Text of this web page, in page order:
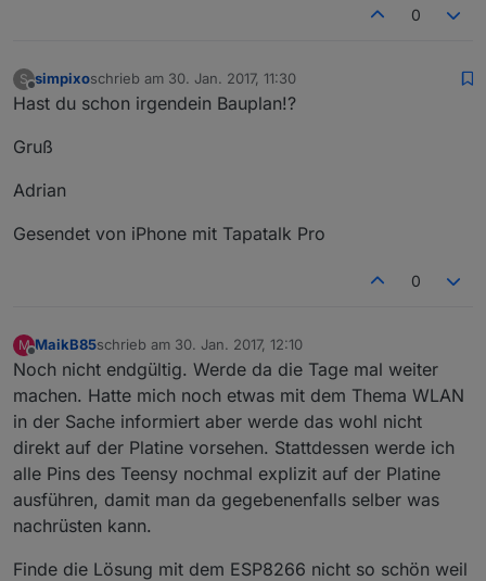
0
S
Offline
simpixoschrieb am 30. Jan. 2017, 11:30
zuletzt editiert von
Hast du schon irgendein Bauplan!?
Gruß
Adrian
Gesendet von iPhone mit Tapatalk Pro
0
M
Offline
MaikB85schrieb am 30. Jan. 2017, 12:10
zuletzt editiert von
Noch nicht endgültig. Werde da die Tage mal weiter
machen. Hatte mich noch etwas mit dem Thema WLAN
in der Sache informiert aber werde das wohl nicht
direkt auf der Platine vorsehen. Stattdessen werde ich
alle Pins des Teensy nochmal explizit auf der Platine
ausführen, damit man da gegebenenfalls selber was
nachrüsten kann.
Finde die Lösung mit dem ESP8266 nicht so schön weil